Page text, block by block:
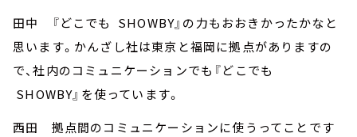
田中 『どこでも SHOWBY』の力もおおきかったかなと
思います。かんざし社は東京と福岡に拠点がありますの
で、社内のコミュニケーションでも『どこでも
SHOWBY』を使っています。
西田 拠点間のコミュニケーションに使うってことです